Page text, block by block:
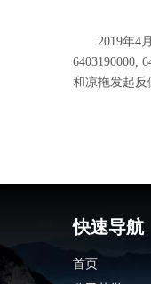
2019年4
6403190000,
和凉拖发起反
快速导航
首页